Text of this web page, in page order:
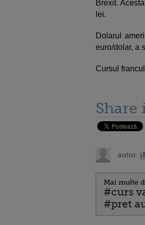
Brexit.
lei.
Dolarul
euro/dolar, a
Cursul
Share
autor:
Mai multe
#curs
#pret